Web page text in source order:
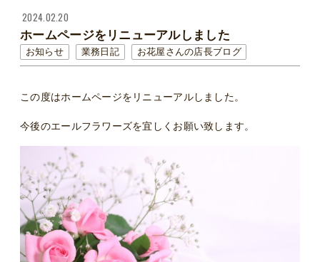
2024.02.20
ホームページをリニューアルしました
お知らせ 業務日記 お花屋さんの店長ブログ
この度はホームページをリニューアルしました。
今後のエールフラワーズを宜しくお願い致します。